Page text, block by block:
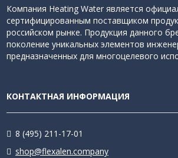
Компания Heating Water является
сертифицированным поставщиком
российском рынке. Продукция данного
поколение уникальных элементов
предназначенных для многоцелевого
КОНТАКТНАЯ ИНФОРМАЦИЯ
8 (495) 211-17-01
shop@flexalen.company